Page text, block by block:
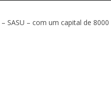
SASU – com um capital de